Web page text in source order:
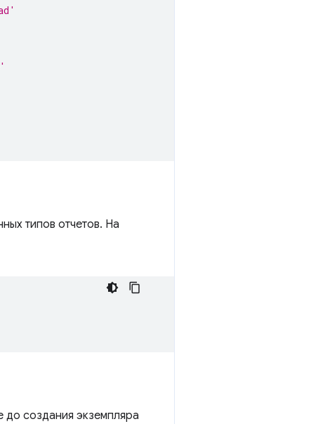
типов отчетов. На
до создания экземпляра